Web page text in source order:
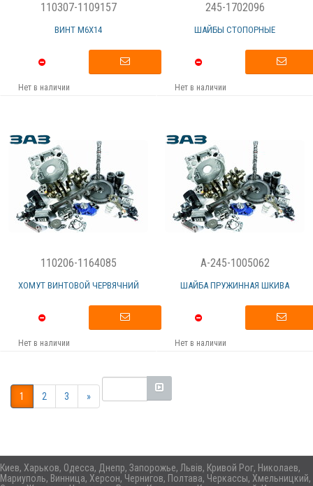
110307-1109157
ВИНТ М6Х14
Нет в наличии
245-1702096
ШАЙБЫ СТОПОРНЫЕ
Нет в наличии
110206-1164085
ХОМУТ ВИНТОВОЙ ЧЕРВЯЧНИЙ
Нет в наличии
A-245-1005062
ШАЙБА ПРУЖИННАЯ ШКИВА
Нет в наличии
1 2 3 »
Киев, Харьков, Одесса, Днепр, Запорожье, Львів, Кривой Рог, Николаев,
Мариуполь, Винница, Херсон, Чернигов, Полтава, Черкассы, Хмельницкий,